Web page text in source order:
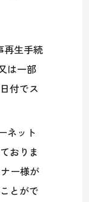
再生手続
は一部
日付でス
ネット
おりま
ー様が
とがで